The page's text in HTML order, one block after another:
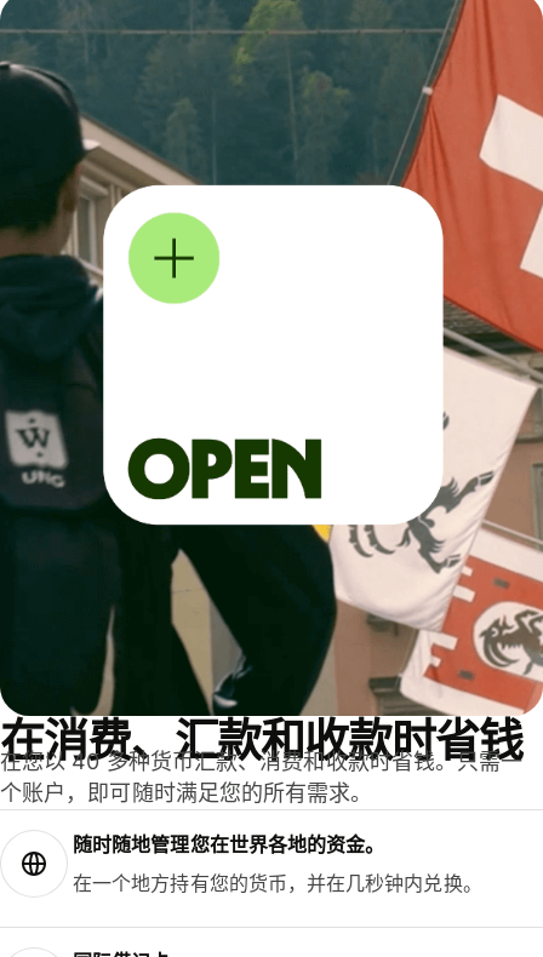
在消费、汇款和收款时省钱
在您以 40 多种货币汇款、消费和收款时省钱。只需一
个账户，即可随时满足您的所有需求。
随时随地管理您在世界各地的资金。
在一个地方持有您的货币，并在几秒钟内兑换。